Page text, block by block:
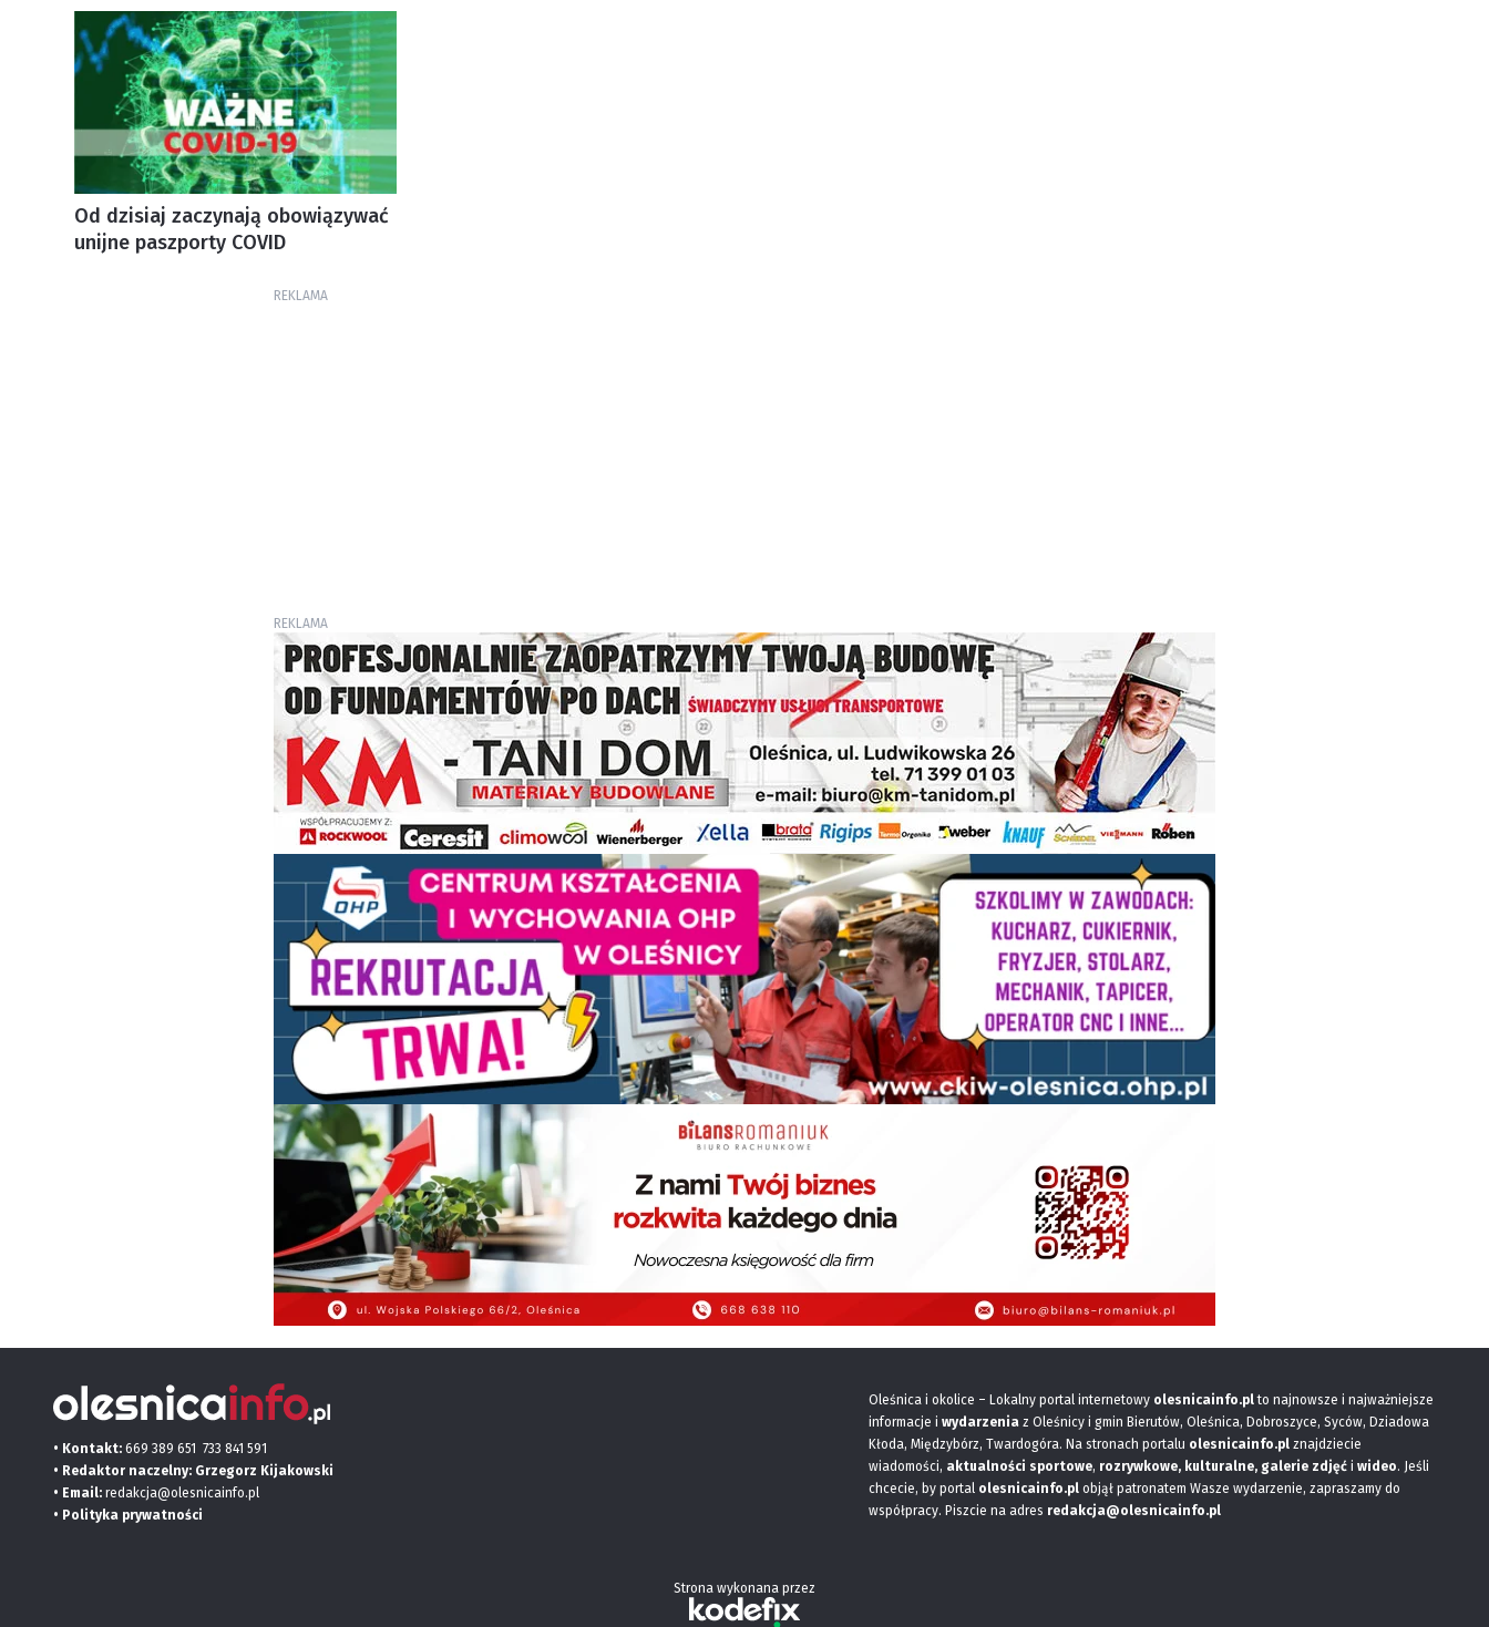
Od dzisiaj zaczynają obowiązywać
unijne paszporty COVID
REKLAMA
REKLAMA
• Kontakt: 669 389 651 733 841 591
• Redaktor naczelny: Grzegorz Kijakowski
• Email: redakcja@olesnicainfo.pl
• Polityka prywatności
Oleśnica i okolice – Lokalny portal internetowy olesnicainfo.plto najnowsze i najważniejsze
informacje i wydarzenia z Oleśnicy i gmin Bierutów, Oleśnica, Dobroszyce, Syców, Dziadowa
Kłoda, Międzybórz, Twardogóra. Na stronach portalu olesnicainfo.pl znajdziecie
wiadomości, aktualności sportowe, rozrywkowe, kulturalne, galerie zdjęć i wideo. Jeśli
chcecie, by portal olesnicainfo.pl objął patronatem Wasze wydarzenie, zapraszamy do
współpracy. Piszcie na adres redakcja@olesnicainfo.pl
Strona wykonana przez